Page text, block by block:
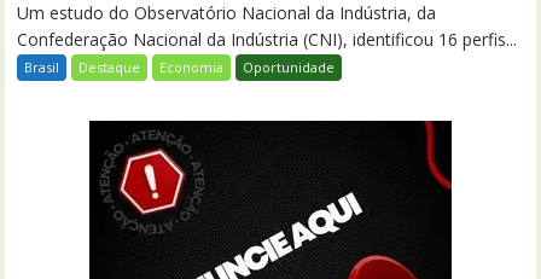
Um estudo do Observatório Nacional da Indústria, da
Confederação Nacional da Indústria (CNI), identificou 16 perfis...
Brasil Destaque Economia Oportunidade